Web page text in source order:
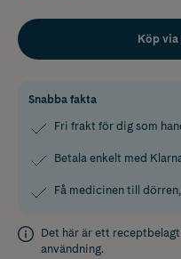
Köp via
Snabba fakta
Fri frakt för dig som
Betala enkelt med
Få medicinen till
Det här är ett
användning.